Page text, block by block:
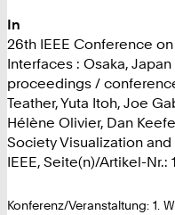
In
26th IEEE Conference
Interfaces : Osaka,
proceedings /
Teather, Yuta Itoh, Joe
Hélène Olivier, Dan
Society Visualization
IEEE, Seite(n)/Artikel-Nr.:
Konferenz/Veranstaltung: 1.